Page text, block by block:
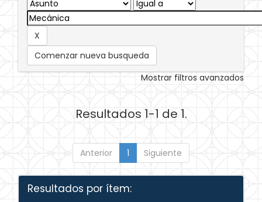
Comenzar nueva busqueda
Mostrar filtros avanzados
Resultados 1-1 de 1.
Anterior 1 Siguiente
Resultados por ítem: